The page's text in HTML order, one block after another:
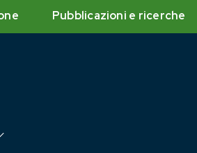
Pubblicazioni e ricerche